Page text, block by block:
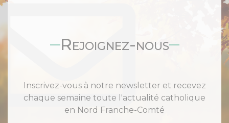
Rejoignez-nous
Inscrivez-vous à notre newsletter et recevez
chaque semaine toute l'actualité catholique
en Nord Franche-Comté